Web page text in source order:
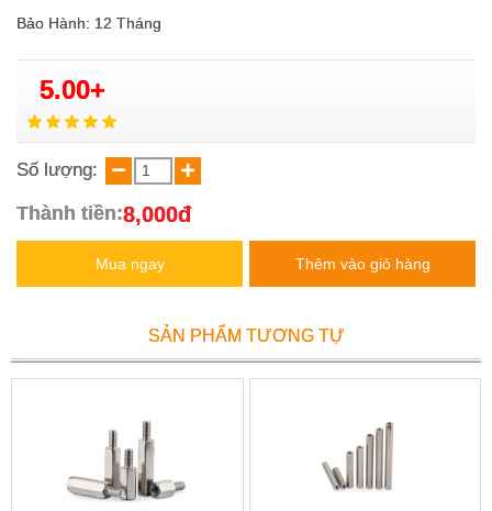
Bảo Hành: 12 Tháng
5.00+
Số lượng:
Thành tiền:8,000đ
Mua ngay Thêm vào giỏ hàng
SẢN PHẨM TƯƠNG TỰ